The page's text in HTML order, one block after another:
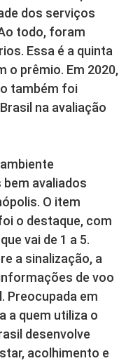
dos serviços
todo, foram
Essa é a quinta
o prêmio. Em 2020,
também foi
na avaliação
avaliados
O item
o destaque, com
vai de 1 a 5.
a sinalização, a
de voo
Preocupada em
a quem utiliza o
desenvolve
acolhimento e